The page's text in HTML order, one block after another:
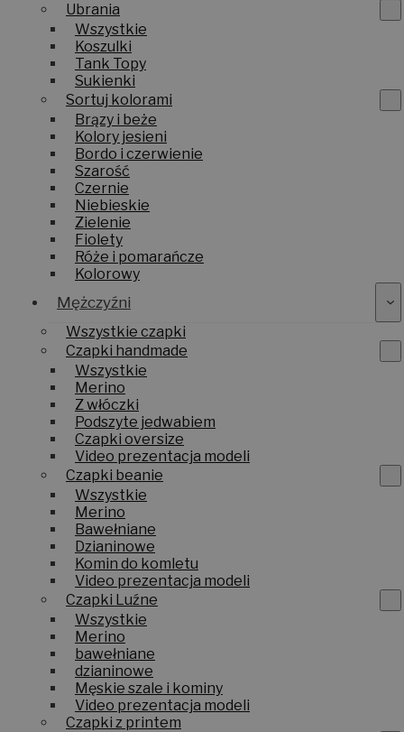
Ubrania
Wszystkie
Koszulki
Tank Topy
Sukienki
Sortuj kolorami
Brązy i beże
Kolory jesieni
Bordo i czerwienie
Szarość
Czernie
Niebieskie
Zielenie
Fiolety
Róże i pomarańcze
Kolorowy
Mężczyźni
Wszystkie czapki
Czapki handmade
Wszystkie
Merino
Z włóczki
Podszyte jedwabiem
Czapki oversize
Video prezentacja modeli
Czapki beanie
Wszystkie
Merino
Bawełniane
Dzianinowe
Komin do komletu
Video prezentacja modeli
Czapki Luźne
Wszystkie
Merino
bawełniane
dzianinowe
Męskie szale i kominy
Video prezentacja modeli
Czapki z printem